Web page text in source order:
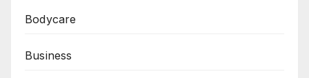
Bodycare
Business